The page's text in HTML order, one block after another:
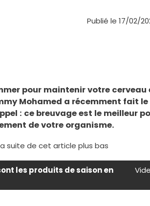
Publié le 17/02/
pour maintenir votre cerveau
Mohamed a récemment fait
: ce breuvage est le meilleur
de votre organisme.
suite de cet article plus bas
les produits de saison en